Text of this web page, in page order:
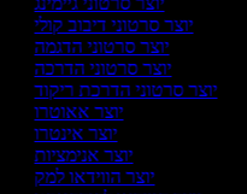
יוצר סרטוני דיבוב קולי
יוצר סרטוני הדגמה
יוצר סרטוני הדרכה
יוצר סרטוני הדרכת ריקוד
יוצר אאוטרו
יוצר אינטרו
יוצר אנימציות
יוצר הווידאו למק